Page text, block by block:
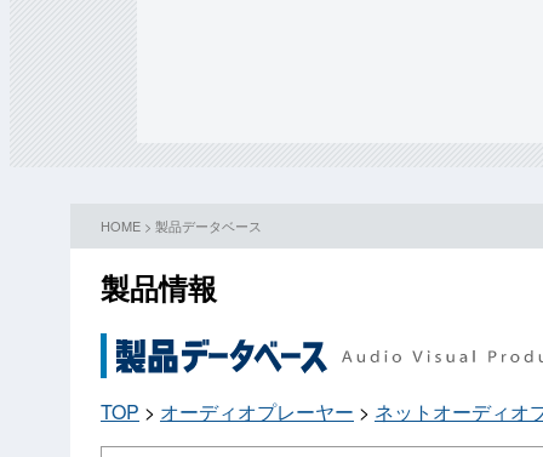
HOME > 製品データベース
製品情報
TOP > オーディオプレーヤー > ネットオーディオ